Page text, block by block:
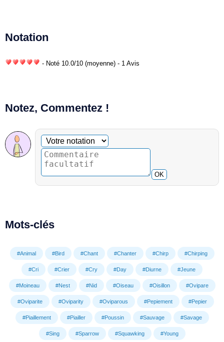
Notation
- Noté 10.0/10 (moyenne) - 1 Avis
Notez, Commentez !
Commentaire facultatif
Votre notation
OK
Mots-clés
#Animal #Bird #Chant #Chanter #Chirp #Chirping
#Cri #Crier #Cry #Day #Diurne #Jeune
#Moineau #Nest #Nid #Oiseau #Oisillon #Ovipare
#Oviparite #Oviparity #Oviparous #Pepiement #Pepier
#Piaillement #Piailler #Poussin #Sauvage #Savage
#Sing #Sparrow #Squawking #Young